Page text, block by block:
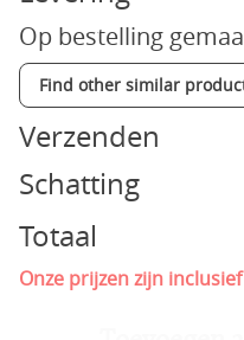
Op bestelling
Find other similar
Verzenden
Schatting
Totaal
Onze prijzen zijn